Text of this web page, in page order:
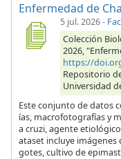
Enfermedad de
5 jul. 2026-
Colección
2026,
https://
Repositorio
Universidad
Este conjunto de datos
ías, macrofotografías y
a cruzi, agente
ataset incluye
gotes, cultivo de